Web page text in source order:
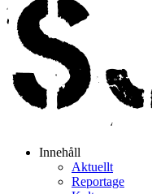
Innehåll
Aktuellt
Reportage